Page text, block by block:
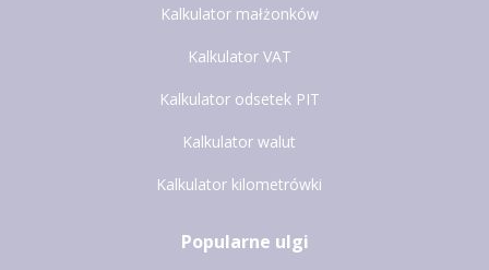
Kalkulator małżonków
Kalkulator VAT
Kalkulator odsetek PIT
Kalkulator walut
Kalkulator kilometrówki
Popularne ulgi